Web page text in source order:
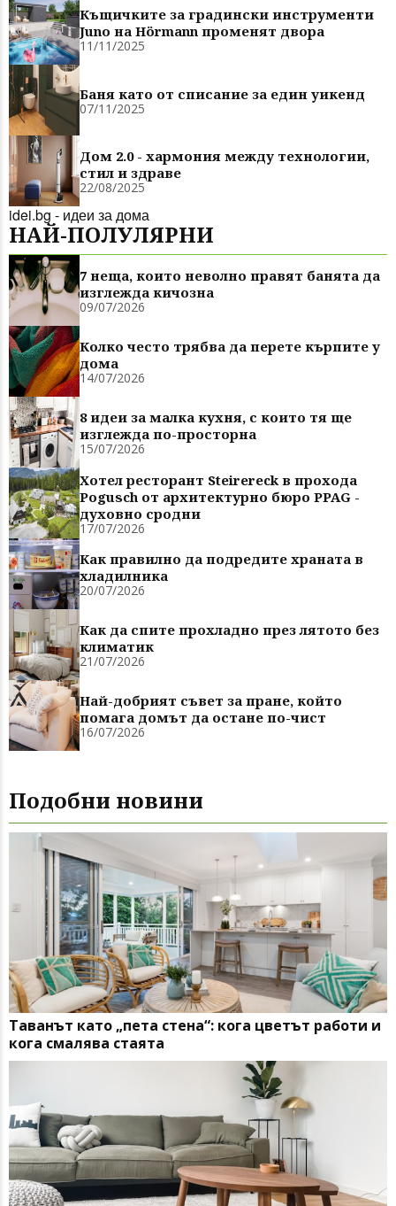
Къщичките за градински инструменти
Juno на Hörmann променят двора
11/11/2025
Баня като от списание за един уикенд
07/11/2025
Дом 2.0 - хармония между технологии,
стил и здраве
22/08/2025
idei.bg - идеи за дома
НАЙ-ПОЛУЛЯРНИ
7 неща, които неволно правят банята да
изглежда кичозна
09/07/2026
Колко често трябва да перете кърпите у
дома
14/07/2026
8 идеи за малка кухня, с които тя ще
изглежда по-просторна
15/07/2026
Хотел ресторант Steirereck в прохода
Pogusch от архитектурно бюро PPAG -
духовно сродни
17/07/2026
Как правилно да подредите храната в
хладилника
20/07/2026
Как да спите прохладно през лятото без
климатик
21/07/2026
Най-добрият съвет за пране, който
помага домът да остане по-чист
16/07/2026
Подобни новини
Таванът като „пета стена“: кога цветът работи и
кога смалява стаята